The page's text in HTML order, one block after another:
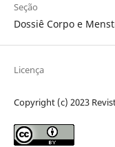
Seção
Dossiê Corpo e
Licença
Copyright (c) 2023